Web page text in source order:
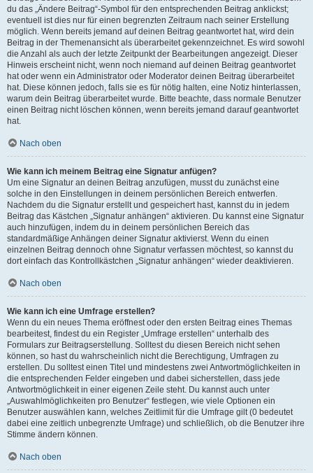
du das „Ändere Beitrag“-Symbol für den entsprechenden Beitrag anklickst;
eventuell ist dies nur für einen begrenzten Zeitraum nach seiner Erstellung
möglich. Wenn bereits jemand auf deinen Beitrag geantwortet hat, wird dein
Beitrag in der Themenansicht als überarbeitet gekennzeichnet. Es wird sowohl
die Anzahl als auch der letzte Zeitpunkt der Bearbeitungen angezeigt. Dieser
Hinweis erscheint nicht, wenn noch niemand auf deinen Beitrag geantwortet
hat oder wenn ein Administrator oder Moderator deinen Beitrag überarbeitet
hat. Diese können jedoch, falls sie es für nötig halten, eine Notiz hinterlassen,
warum dein Beitrag überarbeitet wurde. Bitte beachte, dass normale Benutzer
einen Beitrag nicht löschen können, wenn bereits jemand darauf geantwortet
hat.
Nach oben
Wie kann ich meinem Beitrag eine Signatur anfügen?
Um eine Signatur an deinen Beitrag anzufügen, musst du zunächst eine
solche in den Einstellungen in deinem persönlichen Bereich entwerfen.
Nachdem du die Signatur erstellt und gespeichert hast, kannst du in jedem
Beitrag das Kästchen „Signatur anhängen“ aktivieren. Du kannst eine Signatur
auch hinzufügen, indem du in deinem persönlichen Bereich das
standardmäßige Anhängen deiner Signatur aktivierst. Wenn du einen
einzelnen Beitrag dennoch ohne Signatur verfassen möchtest, so kannst du
dort einfach das Kontrollkästchen „Signatur anhängen“ wieder deaktivieren.
Nach oben
Wie kann ich eine Umfrage erstellen?
Wenn du ein neues Thema eröffnest oder den ersten Beitrag eines Themas
bearbeitest, findest du ein Register „Umfrage erstellen“ unterhalb des
Formulars zur Beitragserstellung. Solltest du diesen Bereich nicht sehen
können, so hast du wahrscheinlich nicht die Berechtigung, Umfragen zu
erstellen. Du solltest einen Titel und mindestens zwei Antwortmöglichkeiten in
die entsprechenden Felder eingeben und dabei sicherstellen, dass jede
Antwortmöglichkeit in einer eigenen Zeile steht. Du kannst auch unter
„Auswahlmöglichkeiten pro Benutzer“ festlegen, wie viele Optionen ein
Benutzer auswählen kann, welches Zeitlimit für die Umfrage gilt (0 bedeutet
dabei eine zeitlich unbegrenzte Umfrage) und schließlich, ob die Benutzer ihre
Stimme ändern können.
Nach oben